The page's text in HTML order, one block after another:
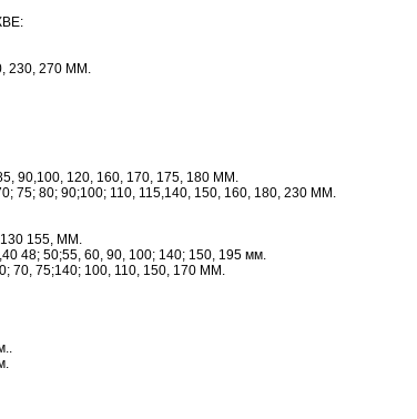
230, 270 ММ.
90,100, 120, 160, 170, 175, 180 ММ.
75; 80; 90;100; 110, 115,140, 150, 160, 180, 230 ММ.
155, ММ.
48; 50;55, 60, 90, 100; 140; 150, 195 мм.
70, 75;140; 100, 110, 150, 170 ММ.